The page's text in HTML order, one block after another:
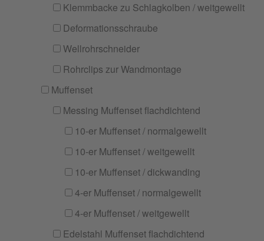
Klemmbacke zu Schlagkolben / weitgewellt
Deformationsschraube
Wellrohrschneider
Rohrclips zur Wandmontage
Muffenset
Messing Muffenset flachdichtend
10-er Muffenset / normalgewellt
10-er Muffenset / weitgewellt
10-er Muffenset / dickwanding
4-er Muffenset / normalgewellt
4-er Muffenset / weitgewellt
Edelstahl Muffenset flachdichtend